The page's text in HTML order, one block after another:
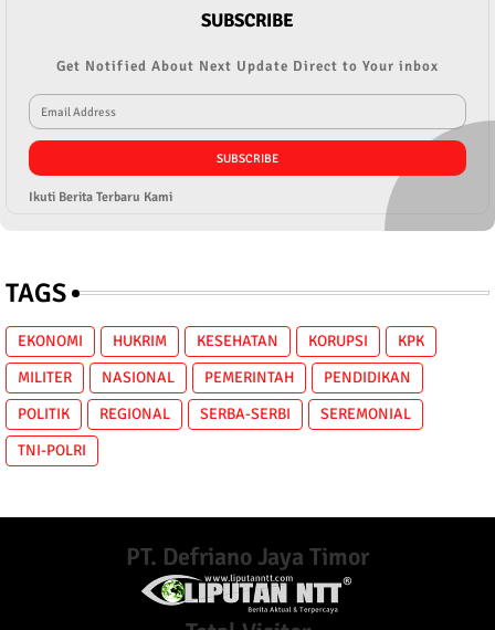
SUBSCRIBE
Get Notified About Next Update Direct to Your inbox
Ikuti Berita Terbaru Kami
TAGS
EKONOMI HUKRIM KESEHATAN KORUPSI
KPK
MILITER
NASIONAL PEMERINTAH
PENDIDIKAN
POLITIK
REGIONAL SERBA-SERBI
SEREMONIAL
TNI-POLRI
PT. Defriano Jaya Timor